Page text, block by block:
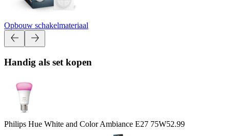
Opbouw schakelmateriaal
Handig als set kopen
Philips Hue White and Color Ambiance E27 75W52.99